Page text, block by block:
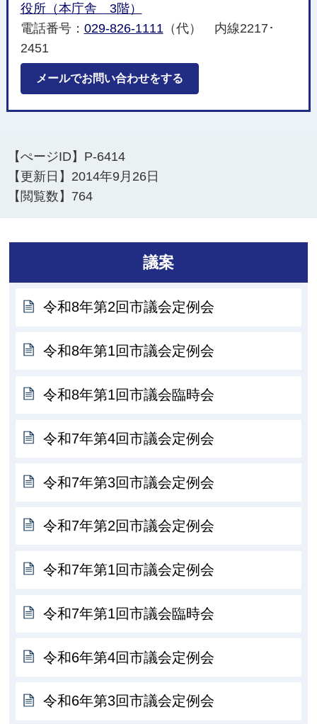
役所（本庁舎 3階）
電話番号： 029-826-1111 （代） 内線2217･
2451
メールでお問い合わせをする
【ぺージID】 P-6414
【更新日】 2014年9月26日
【閲覧数】 764
議案
令和8年第2回市議会定例会
令和8年第1回市議会定例会
令和8年第1回市議会臨時会
令和7年第4回市議会定例会
令和7年第3回市議会定例会
令和7年第2回市議会定例会
令和7年第1回市議会定例会
令和7年第1回市議会臨時会
令和6年第4回市議会定例会
令和6年第3回市議会定例会